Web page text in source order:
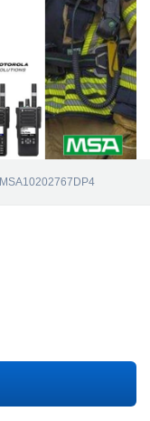
MSA10202767DP4